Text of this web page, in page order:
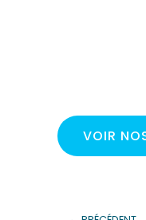
VOIR